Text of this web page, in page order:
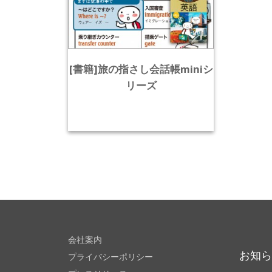
[書籍]旅の指さし会話帳miniシ
リーズ
会社案内
プライバシーポリシー
お知